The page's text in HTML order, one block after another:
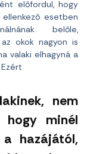
előfordul, hogy
esetben
belőle,
okok nagyon is
valaki elhagyná a
nem
hogy minél
hazájától,